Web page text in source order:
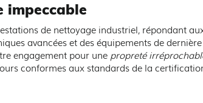
impeccable
de nettoyage industriel, répondant
avancées et des équipements de
engagement pour une propreté
conformes aux standards de la